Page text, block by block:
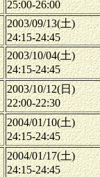
25:00-26:00
2003/09/13(土)
24:15-24:45
2003/10/04(土)
24:15-24:45
2003/10/12(日)
22:00-22:30
2004/01/10(土)
24:15-24:45
2004/01/17(土)
24:15-24:45